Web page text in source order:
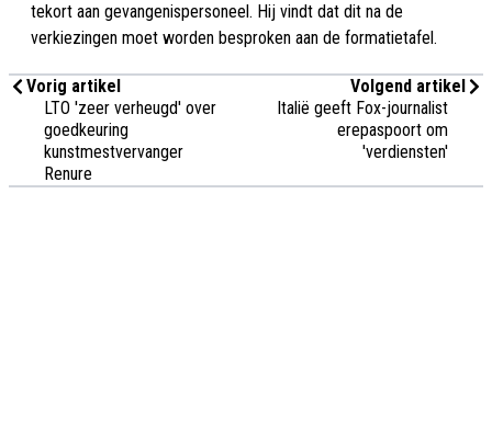
tekort aan gevangenispersoneel. Hij vindt dat dit na de
verkiezingen moet worden besproken aan de formatietafel.
Vorig artikel
LTO 'zeer verheugd' over
goedkeuring
kunstmestvervanger
Renure
Volgend artikel
Italië geeft Fox-journalist
erepaspoort om
'verdiensten'